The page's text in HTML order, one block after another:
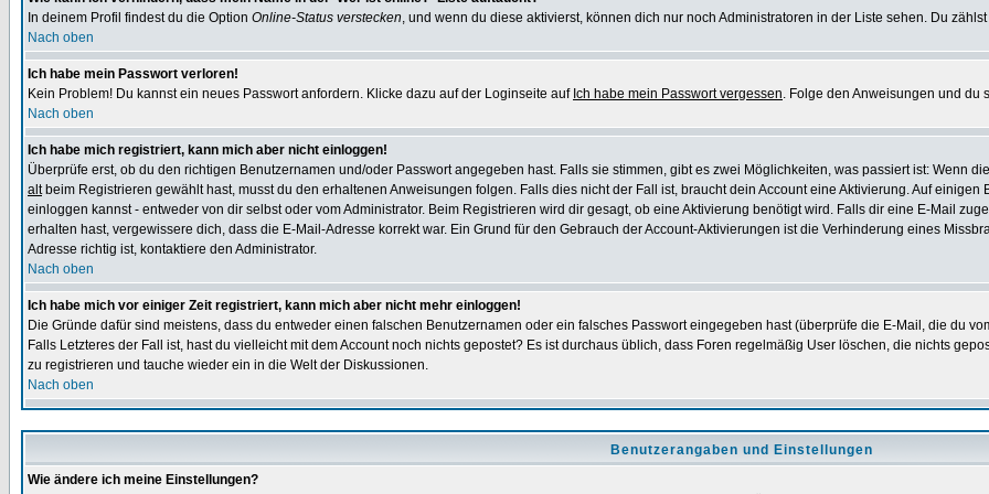
In deinem Profil findest du die Option Online-Status verstecken, und wenn du diese aktivierst, können dich nur noch Administratoren in der Liste sehen. Du
Nach oben
Ich habe mein Passwort verloren!
Kein Problem! Du kannst ein neues Passwort anfordern. Klicke dazu auf der Loginseite auf Ich habe mein Passwort vergessen. Folge den Anweisungen und du
Nach oben
Ich habe mich registriert, kann mich aber nicht einloggen!
Überprüfe erst, ob du den richtigen Benutzernamen und/oder Passwort angegeben hast. Falls sie stimmen, gibt es zwei Möglichkeiten, was passiert ist: Wenn
altbeim Registrieren gewählt hast, musst du den erhaltenen Anweisungen folgen. Falls dies nicht der Fall ist, braucht dein Account eine Aktivierung. Auf
einloggen kannst - entweder von dir selbst oder vom Administrator. Beim Registrieren wird dir gesagt, ob eine Aktivierung benötigt wird. Falls dir eine E-Mail
erhalten hast, vergewissere dich, dass die E-Mail-Adresse korrekt war. Ein Grund für den Gebrauch der Account-Aktivierungen ist die Verhinderung eines
Adresse richtig ist, kontaktiere den Administrator.
Nach oben
Ich habe mich vor einiger Zeit registriert, kann mich aber nicht mehr einloggen!
Die Gründe dafür sind meistens, dass du entweder einen falschen Benutzernamen oder ein falsches Passwort eingegeben hast (überprüfe die E-Mail, die du
Falls Letzteres der Fall ist, hast du vielleicht mit dem Account noch nichts gepostet? Es ist durchaus üblich, dass Foren regelmäßig User löschen, die nichts
zu registrieren und tauche wieder ein in die Welt der Diskussionen.
Nach oben
Benutzerangaben und Einstellungen
Wie ändere ich meine Einstellungen?